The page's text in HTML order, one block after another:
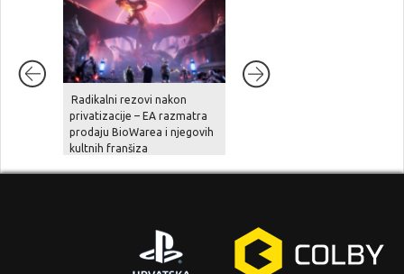
Radikalni rezovi nakon
privatizacije – EA razmatra
prodaju BioWarea i njegovih
kultnih franšiza